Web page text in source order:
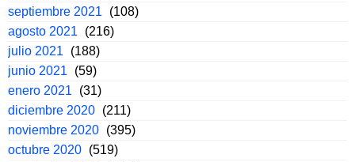
septiembre 2021
(108)
agosto 2021
(216)
julio 2021
(188)
junio 2021
(59)
enero 2021
(31)
diciembre 2020 (211)
noviembre 2020 (395)
octubre 2020 (519)